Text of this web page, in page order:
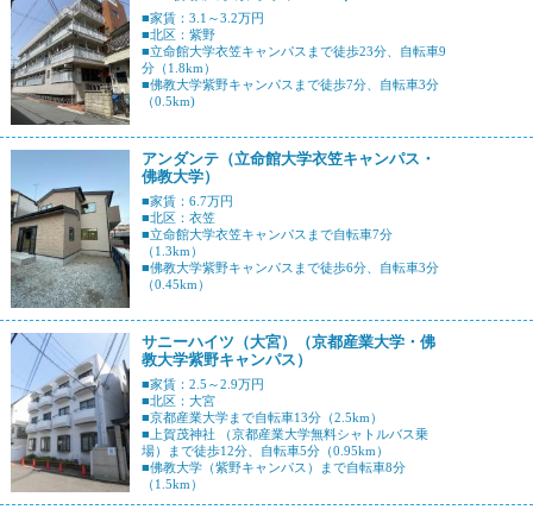
■家賃：3.1～3.2万円
■北区：紫野
■立命館大学衣笠キャンパスまで徒歩23分、自転車9
分（1.8km）
■佛教大学紫野キャンパスまで徒歩7分、自転車3分
（0.5km)
アンダンテ（立命館大学衣笠キャンパス・
佛教大学）
■家賃：6.7万円
■北区：衣笠
■立命館大学衣笠キャンパスまで自転車7分
（1.3km）
■佛教大学紫野キャンパスまで徒歩6分、自転車3分
（0.45km）
サニーハイツ（大宮）（京都産業大学・佛
教大学紫野キャンパス）
■家賃：2.5～2.9万円
■北区：大宮
■京都産業大学まで自転車13分（2.5km）
■上賀茂神社 （京都産業大学無料シャトルバス乗
場）まで徒歩12分、自転車5分（0.95km）
■佛教大学（紫野キャンパス）まで自転車8分
（1.5km）